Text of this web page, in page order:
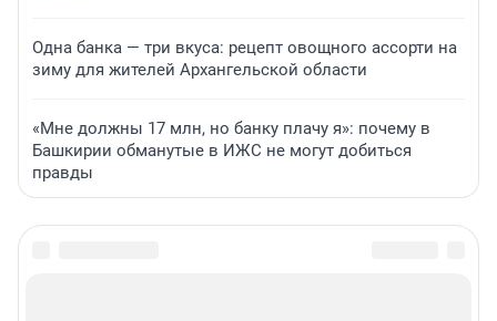
Одна банка — три вкуса: рецепт овощного ассорти на
зиму для жителей Архангельской области
«Мне должны 17 млн, но банку плачу я»: почему в
Башкирии обманутые в ИЖС не могут добиться
правды